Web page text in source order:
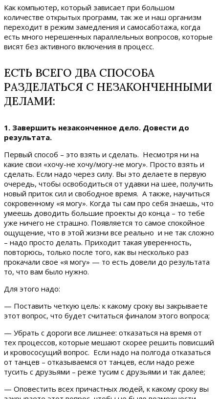
Как компьютер, который зависает при большом
количестве открытых программ, так же и наш организм
переходит в режим замедления и самосаботажа, когда
есть много нерешенных параллельных вопросов, которые
висят без активного включения в процесс.
ЕСТЬ ВСЕГО ДВА СПОСОБА
РАЗДЕЛАТЬСЯ С НЕЗАКОНЧЕННЫМИ
ДЕЛАМИ:
1. Завершить незаконченное дело. Довести до
результата.
Первый способ – это взять и сделать. Несмотря ни на
какие свои «хочу-не хочу/могу-не могу». Просто взять и
сделать. Если надо через силу. Вы это делаете в первую
очередь, чтобы освободиться от удавки на шее, получить
новый приток сил и свободное время. А также, научиться
сокровенному «я могу». Когда ты сам про себя знаешь, что
умеешь доводить большие проекты до конца – то тебе
уже ничего не страшно. Появляется то самое спокойное
ощущение, что в этой жизни все реально и не так сложно
– надо просто делать. Приходит такая уверенность,
повторюсь, только после того, как вы несколько раз
прокачали свое «я могу» — то есть довели до результата
то, что вам было нужно.
Для этого надо:
— Поставить четкую цель: к какому сроку вы закрываете
этот вопрос, что будет считаться финалом этого вопроса;
— Убрать с дороги все лишнее: отказаться на время от
тех процессов, которые мешают скорее решить повисший
и кровососущий вопрос. Если надо на полгода отказаться
от танцев – отказываемся от танцев, если надо реже
тусить с друзьями – реже тусим с друзьями и так далее;
— Оповестить всех причастных людей, к какому сроку вы